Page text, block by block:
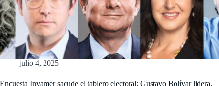
julio 4, 2025
Encuesta Invamer sacude el tablero electoral: Gustavo Bolívar lidera,